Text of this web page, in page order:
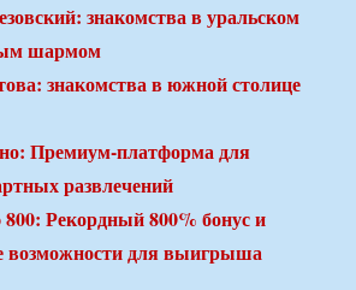
знакомства в уральском
шармом
знакомства в южной столице
Премиум-платформа для
развлечений
Рекордный 800% бонус и
возможности для выигрыша